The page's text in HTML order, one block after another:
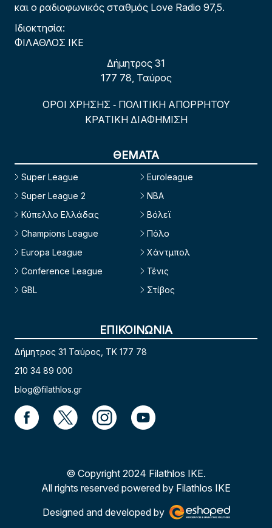
και ο ραδιοφωνικός σταθμός Love Radio 97,5.
Ιδιοκτησία:
ΦΙΛΑΘΛΟΣ ΙΚΕ
Δήμητρος 31
177 78, Ταύρος
ΟΡΟΙ ΧΡΗΣΗΣ - ΠΟΛΙΤΙΚΗ ΑΠΟΡΡΗΤΟΥ
ΚΡΑΤΙΚΗ ΔΙΑΦΗΜΙΣΗ
ΘΕΜΑΤΑ
Super League
Super League 2
Κύπελλο Ελλάδας
Champions League
Europa League
Conference League
GBL
Euroleague
NBA
Βόλεϊ
Πόλο
Χάντμπολ
Τένις
Στίβος
ΕΠΙΚΟΙΝΩΝΙΑ
Δήμητρος 31 Ταύρος, TK 177 78
210 34 89 000
blog@filathlos.gr
© Copyright 2024 Filathlos ΙΚΕ.
All rights reserved powered by Filathlos ΙΚΕ
Designed and developed by